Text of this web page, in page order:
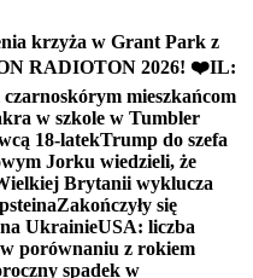
krzyża w Grant Park z
RADIOTON 2026! ❤️IL:
mieszkańcom
w szkole w Tumbler
18-latekTrump do szefa
Jorku wiedzieli, że
Brytanii wyklucza
Zakończyły się
UkrainieUSA: liczba
porównaniu z rokiem
spadek w